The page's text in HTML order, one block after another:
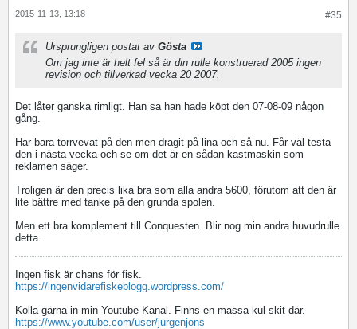
#35
2015-11-13, 13:18
Ursprungligen postat av Gösta
Om jag inte är helt fel så är din rulle konstruerad 2005 ingen
revision och tillverkad vecka 20 2007.
Det låter ganska rimligt. Han sa han hade köpt den 07-08-09 någon
gång.
Har bara torrvevat på den men dragit på lina och så nu. Får väl testa
den i nästa vecka och se om det är en sådan kastmaskin som
reklamen säger.
Troligen är den precis lika bra som alla andra 5600, förutom att den är
lite bättre med tanke på den grunda spolen.
Men ett bra komplement till Conquesten. Blir nog min andra huvudrulle
detta.
Ingen fisk är chans för fisk.
https://ingenvidarefiskeblogg.wordpress.com/
Kolla gärna in min Youtube-Kanal. Finns en massa kul skit där.
https://www.youtube.com/user/jurgenjons